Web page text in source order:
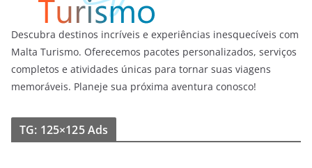
Descubra destinos incríveis e experiências inesquecíveis com
Malta Turismo. Oferecemos pacotes personalizados, serviços
completos e atividades únicas para tornar suas viagens
memoráveis. Planeje sua próxima aventura conosco!
TG: 125×125 Ads